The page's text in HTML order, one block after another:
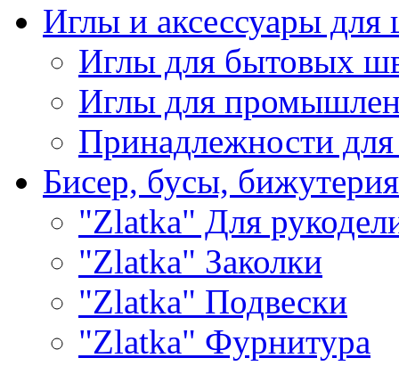
Иглы и аксессуары
Иглы для бытовых
Иглы для
Принадлежности
Бисер, бусы, бижутерия
"Zlatka" Для
"Zlatka" Заколки
"Zlatka" Подвески
"Zlatka" Фурнитура